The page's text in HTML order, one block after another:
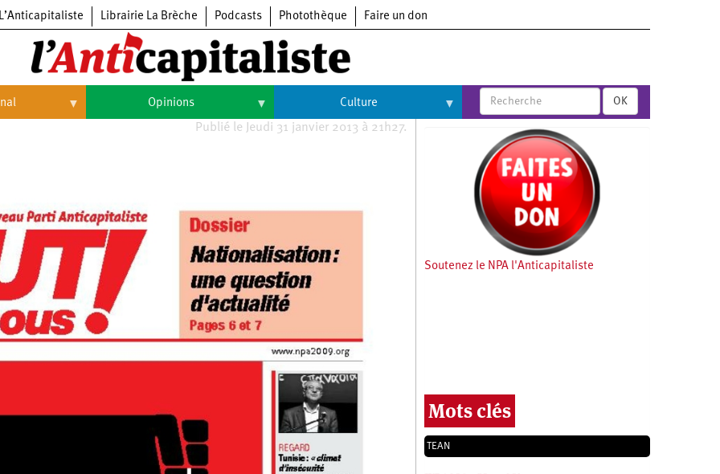
L’Anticapitaliste Librairie La Brèche Podcasts Photothèque Faire un don
Opinions Culture
Culture
Livres
OK
Publié le Jeudi 31 janvier 2013 à 21h27.
Soutenez le NPA l'Anticapitaliste
Mots clés
TEAN